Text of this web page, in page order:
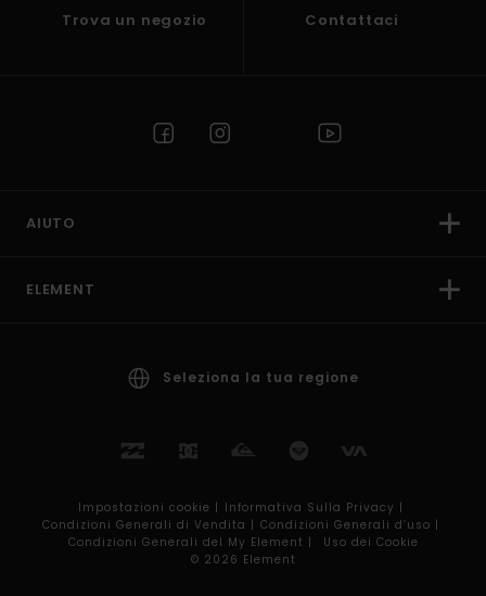
Trova un negozio Contattaci
AIUTO
ELEMENT
Seleziona la tua regione
Impostazioni cookie | Informativa Sulla Privacy |
Condizioni Generali di Vendita | Condizioni Generali d’uso |
Condizioni Generali del My Element |
Uso dei Cookie
© 2026 Element